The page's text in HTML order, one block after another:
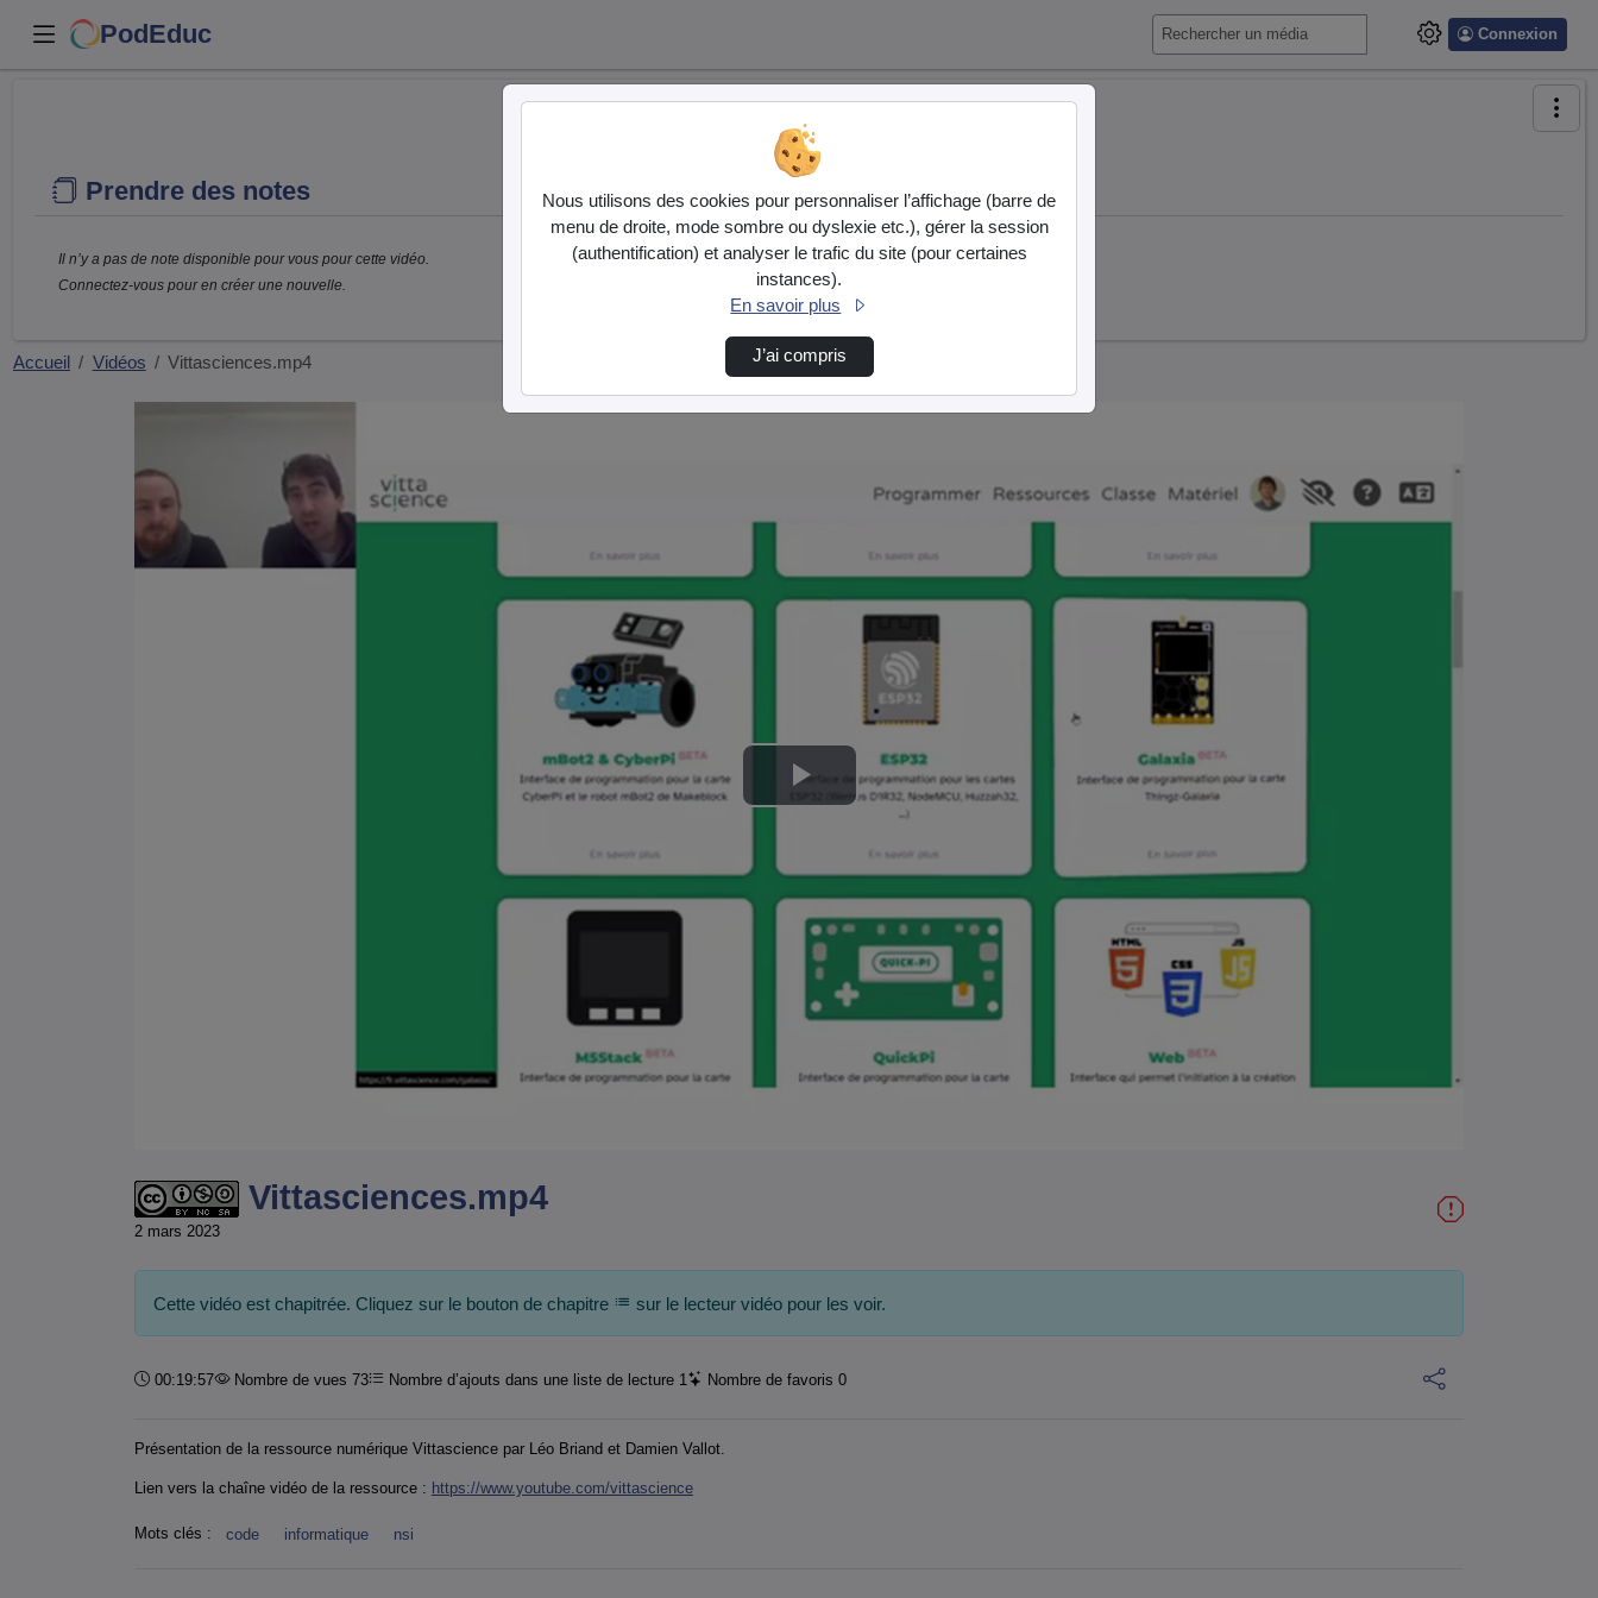
PodEduc Connexion
Prendre des notes
Il n’y a pas de note disponible pour vous pour cette vidéo.
Connectez-vous pour en créer une nouvelle.
Accueil Vidéos Vittasciences.mp4
Lire
la
vidéo
Vittasciences.mp4
2 mars 2023
Cette vidéo est chapitrée. Cliquez sur le bouton de chapitre sur le lecteur vidéo pour les voir.
Durée :
00:19:57 Nombre de vues 73 Nombre d’ajouts dans une liste de lecture 1 Nombre de favoris 0
Présentation de la ressource numérique Vittascience par Léo Briand et Damien Vallot.
Lien vers la chaîne vidéo de la ressource : https://www.youtube.com/vittascience
Mots clés : code informatique nsi
Nous utilisons des cookies pour personnaliser l’affichage (barre de
menu de droite, mode sombre ou dyslexie etc.), gérer la session
(authentification) et analyser le trafic du site (pour certaines
instances).
En savoir plus
J’ai compris